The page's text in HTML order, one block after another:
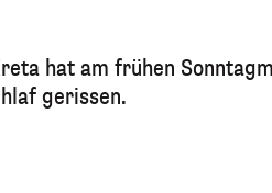
hat am frühen
gerissen.